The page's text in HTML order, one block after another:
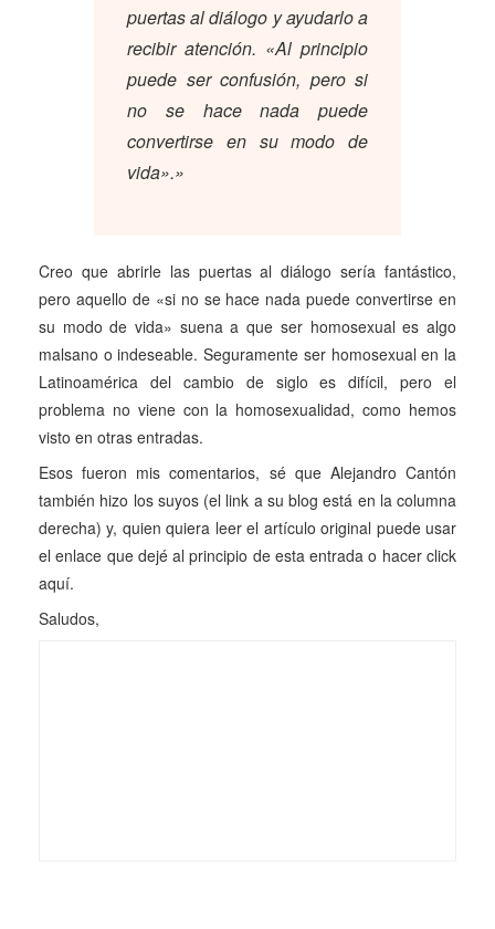
puertas al diálogo y ayudarlo a
recibir atención. «Al principio
puede ser confusión, pero si
no se hace nada puede
convertirse en su modo de
vida».»
Creo que abrirle las puertas al diálogo sería fantástico,
pero aquello de «si no se hace nada puede convertirse en
su modo de vida» suena a que ser homosexual es algo
malsano o indeseable. Seguramente ser homosexual en la
Latinoamérica del cambio de siglo es difícil, pero el
problema no viene con la homosexualidad, como hemos
visto en otras entradas.
Esos fueron mis comentarios, sé que Alejandro Cantón
también hizo los suyos (el link a su blog está en la columna
derecha) y, quien quiera leer el artículo original puede usar
el enlace que dejé al principio de esta entrada o hacer click
aquí.
Saludos,